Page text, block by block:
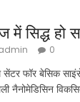
में सिद्ध हो
0
फॉर बेसिक
नैनोमेडिसिन